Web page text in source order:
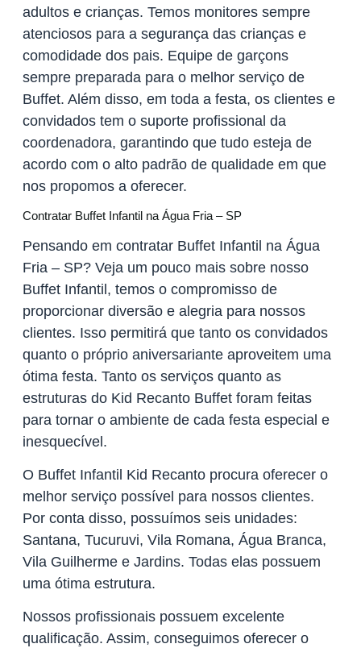
adultos e crianças. Temos monitores sempre
atenciosos para a segurança das crianças e
comodidade dos pais. Equipe de garçons
sempre preparada para o melhor serviço de
Buffet. Além disso, em toda a festa, os clientes e
convidados tem o suporte profissional da
coordenadora, garantindo que tudo esteja de
acordo com o alto padrão de qualidade em que
nos propomos a oferecer.
Contratar Buffet Infantil na Água Fria – SP
Pensando em contratar Buffet Infantil na Água
Fria – SP? Veja um pouco mais sobre nosso
Buffet Infantil, temos o compromisso de
proporcionar diversão e alegria para nossos
clientes. Isso permitirá que tanto os convidados
quanto o próprio aniversariante aproveitem uma
ótima festa. Tanto os serviços quanto as
estruturas do Kid Recanto Buffet foram feitas
para tornar o ambiente de cada festa especial e
inesquecível.
O Buffet Infantil Kid Recanto procura oferecer o
melhor serviço possível para nossos clientes.
Por conta disso, possuímos seis unidades:
Santana, Tucuruvi, Vila Romana, Água Branca,
Vila Guilherme e Jardins. Todas elas possuem
uma ótima estrutura.
Nossos profissionais possuem excelente
qualificação. Assim, conseguimos oferecer o